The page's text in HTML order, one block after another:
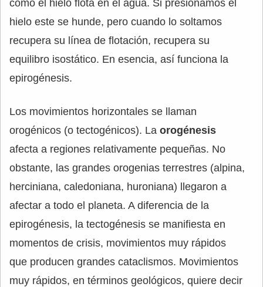
cómo el hielo flota en el agua. Si presionamos el
hielo este se hunde, pero cuando lo soltamos
recupera su línea de flotación, recupera su
equilibro isostático. En esencia, así funciona la
epirogénesis.
Los movimientos horizontales se llaman
orogénicos (o tectogénicos). La orogénesis
afecta a regiones relativamente pequeñas. No
obstante, las grandes orogenias terrestres (alpina,
herciniana, caledoniana, huroniana) llegaron a
afectar a todo el planeta. A diferencia de la
epirogénesis, la tectogénesis se manifiesta en
momentos de crisis, movimientos muy rápidos
que producen grandes cataclismos. Movimientos
muy rápidos, en términos geológicos, quiere decir